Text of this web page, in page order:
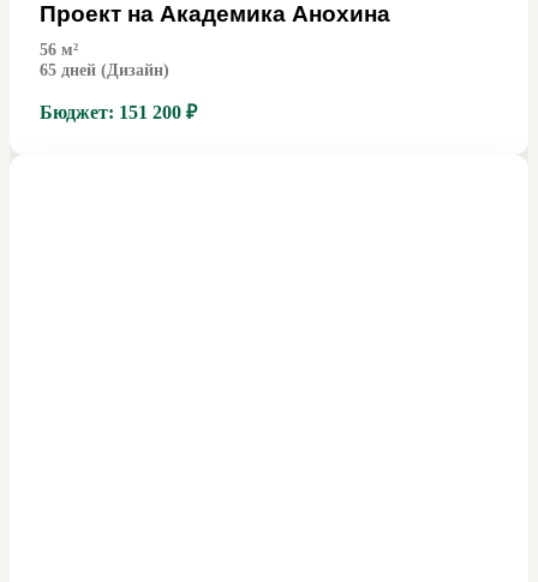
Проект на Академика Анохина
56 м²
65 дней (Дизайн)
Бюджет: 151 200 ₽